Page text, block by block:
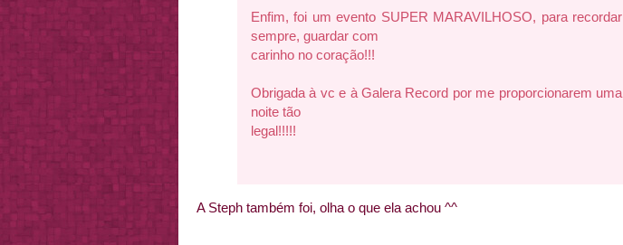
Enfim, foi um evento SUPER MARAVILHOSO, para recordar
sempre, guardar com
carinho no coração!!!
Obrigada à vc e à Galera Record por me proporcionarem uma
noite tão
legal!!!!!
A Steph também foi, olha o que ela achou ^^